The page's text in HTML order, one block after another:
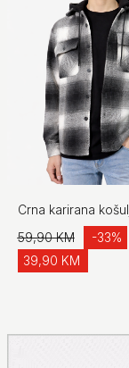
59,90 KM
39,90 KM
-33%